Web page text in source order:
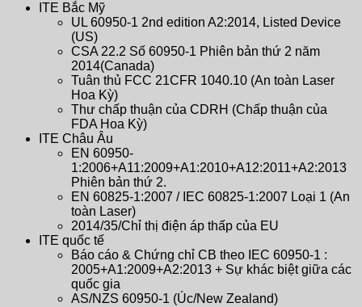
ITE Bắc Mỹ
UL 60950-1 2nd edition A2:2014, Listed Device
(US)
CSA 22.2 Số 60950-1 Phiên bản thứ 2 năm
2014(Canada)
Tuân thủ FCC 21CFR 1040.10 (An toàn Laser
Hoa Kỳ)
Thư chấp thuận của CDRH (Chấp thuận của
FDA Hoa Kỳ)
ITE Châu Âu
EN 60950-
1:2006+A11:2009+A1:2010+A12:2011+A2:2013
Phiên bản thứ 2.
EN 60825-1:2007 / IEC 60825-1:2007 Loại 1 (An
toàn Laser)
2014/35/Chỉ thị điện áp thấp của EU
ITE quốc tế
Báo cáo & Chứng chỉ CB theo IEC 60950-1 :
2005+A1:2009+A2:2013 + Sự khác biệt giữa các
quốc gia
AS/NZS 60950-1 (Úc/New Zealand)